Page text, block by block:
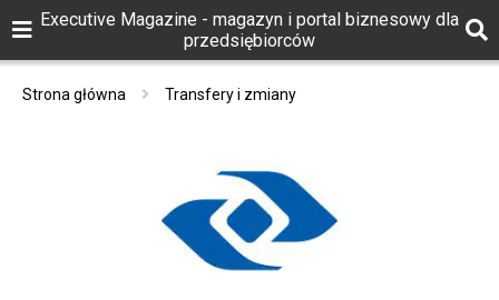
Executive Magazine - magazyn i portal biznesowy dla
przedsiębiorców
Strona główna Transfery i zmiany